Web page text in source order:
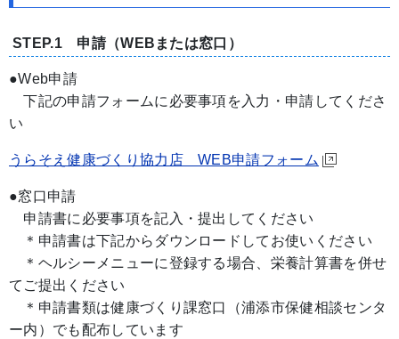
STEP.1 申請（WEBまたは窓口）
●Web申請
下記の申請フォームに必要事項を入力・申請してくださ
い
うらそえ健康づくり協力店 WEB申請フォーム
●窓口申請
申請書に必要事項を記入・提出してください
＊申請書は下記からダウンロードしてお使いください
＊ヘルシーメニューに登録する場合、栄養計算書を併せ
てご提出ください
＊申請書類は健康づくり課窓口（浦添市保健相談センタ
ー内）でも配布しています